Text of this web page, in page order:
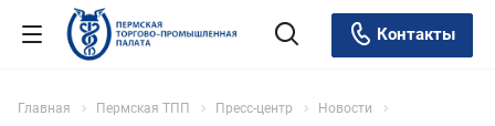
Контакты
Главная Пермская ТПП Пресс-центр
Новости